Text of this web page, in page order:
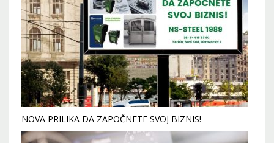
NOVA PRILIKA DA ZAPOČNETE SVOJ BIZNIS!